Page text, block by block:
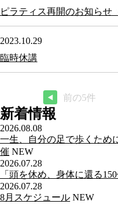
ピラティス再開のお知らせ
2023.10.29
臨時休講
前の5件
新着情報
2026.08.08
一生、自分の足で歩くため
催 NEW
2026.07.28
「頭を休め、身体に還る
2026.07.28
8月スケジュール NEW